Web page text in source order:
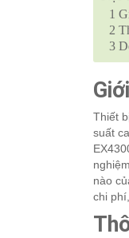
1
2
3
Thiết
suất
nào
chi